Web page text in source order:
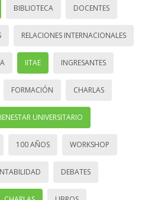
BIBLIOTECA DOCENTES
RELACIONES INTERNACIONALES
IITAE INGRESANTES
FORMACIÓN CHARLAS
UNIVERSITARIO
100 AÑOS WORKSHOP
DEBATES